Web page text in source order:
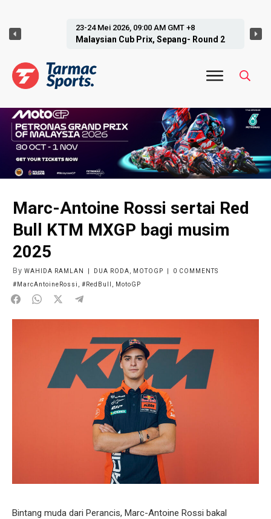
23-24 Mei 2026, 09:00 AM GMT +8
Malaysian Cub Prix, Sepang- Round 2
Marc-Antoine Rossi sertai Red
Bull KTM MXGP bagi musim
2025
By WAHIDA RAMLAN DUA RODA MOTOGP 0 COMMENTS
#MarcAntoineRossi
#RedBull MotoGP
Bintang muda dari Perancis, Marc-Antoine Rossi bakal